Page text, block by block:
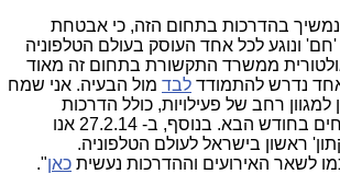
בהדרכות בתחום הזה, כי אבטחת
ונוגע לכל אחד העוסק בעולם הטלפוניה
ממשרד התקשורת בתחום זה מאוד
נדרש להתמודדלבדמול הבעיה. אני שמח
רחב של פעילויות, כולל הדרכות
מקצועיות, שאנו פותחים בחודש הבא. בנוסף, ב- 27.2.14 אנו
ראשון בישראל לעולם הטלפוניה.
לשאר האירועים וההדרכות נעשיתכאן".